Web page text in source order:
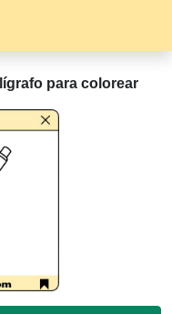
para colorear